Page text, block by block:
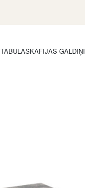
TABULASKAFIJAS GALDIŅI